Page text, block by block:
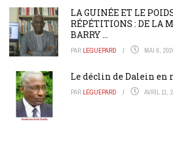
LA GUINÉE ET LE
RÉPÉTITIONS : DE LA
BARRY ...
PAR LEGUEPARD MAI 6,
Le déclin de Dalein en
PAR LEGUEPARD AVRIL 11,